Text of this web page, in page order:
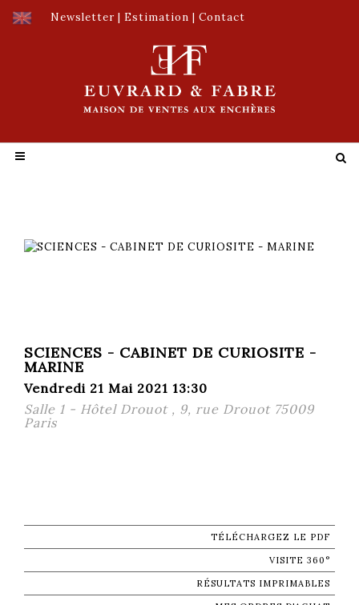
Newsletter | Estimation | Contact
SCIENCES - CABINET DE CURIOSITE -
MARINE
Vendredi 21 Mai 2021 13:30
Salle 1 - Hôtel Drouot , 9, rue Drouot 75009
Paris
TÉLÉCHARGEZ LE PDF
VISITE 360°
RÉSULTATS IMPRIMABLES